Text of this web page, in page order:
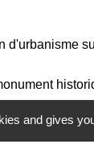
d'urbanisme
domestique
and gives